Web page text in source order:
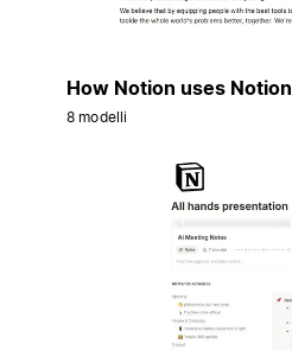
How Notion uses Notion
8 modelli